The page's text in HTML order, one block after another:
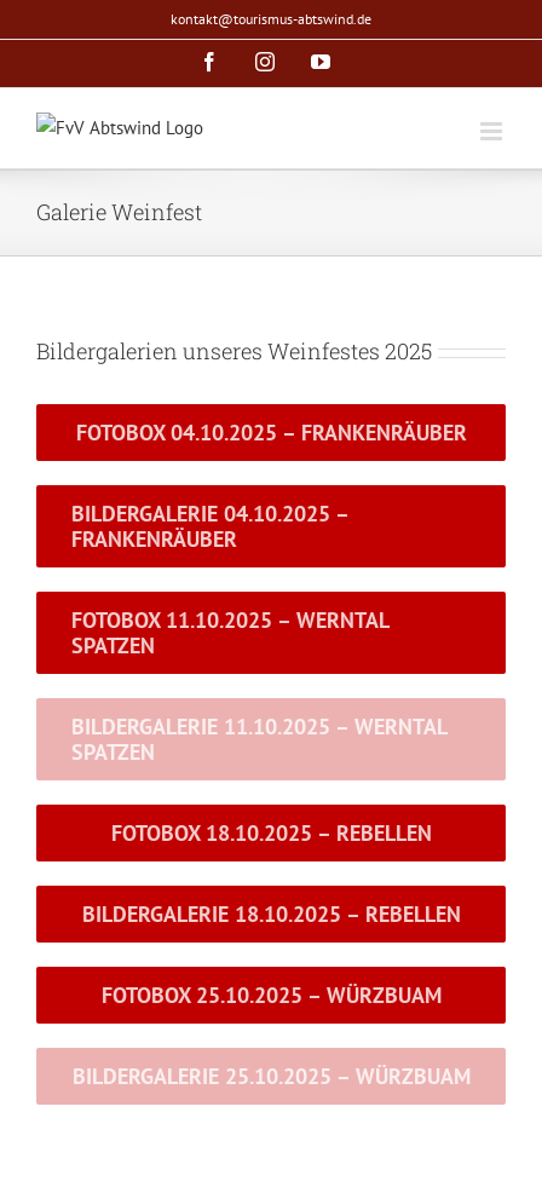
Inhalt
kontakt@tourismus-abtswind.de
FacebookInstagramYouTube
Galerie Weinfest
Bildergalerien unseres Weinfestes 2025
FOTOBOX 04.10.2025 – FRANKENRÄUBER
BILDERGALERIE 04.10.2025 –
FRANKENRÄUBER
FOTOBOX 11.10.2025 – WERNTAL
SPATZEN
BILDERGALERIE 11.10.2025 – WERNTAL
SPATZEN
FOTOBOX 18.10.2025 – REBELLEN
BILDERGALERIE 18.10.2025 – REBELLEN
FOTOBOX 25.10.2025 – WÜRZBUAM
BILDERGALERIE 25.10.2025 – WÜRZBUAM